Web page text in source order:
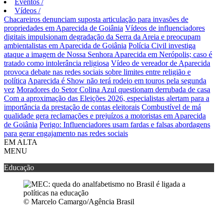
Eventos /
Vídeos /
Chacareiros denunciam suposta articulação para invasões de
propriedades em Aparecida de Goiânia Vídeos de influenciadores
digitais impulsionam degradação da Serra da Areia e preocupam
ambientalistas em Aparecida de Goiânia Polícia Civil investiga
ataque a imagem de Nossa Senhora Aparecida em Nerópolis; caso é
tratado como intolerância religiosa Vídeo de vereador de Aparecida
provoca debate nas redes sociais sobre limites entre religião e
política Aparecida é Show não terá rodeio em touros pela segunda
vez Moradores do Setor Colina Azul questionam derrubada de casa
Com a aproximação das Eleições 2026, especialistas alertam para a
importância da prestação de contas eleitorais Combustível de má
qualidade gera reclamações e prejuízos a motoristas em Aparecida
de Goiânia Perigo: Influenciadores usam fardas e falsas abordagens
para gerar engajamento nas redes sociais
EM ALTA
MENU
Educação
© Marcelo Camargo/Agência Brasil